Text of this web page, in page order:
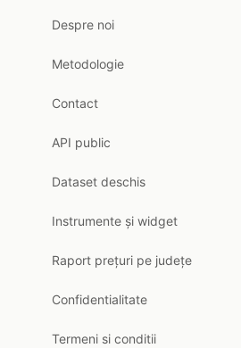
Despre noi
Metodologie
Contact
API public
Dataset deschis
Instrumente și widget
Raport prețuri pe județe
Confidentialitate
Termeni si conditii